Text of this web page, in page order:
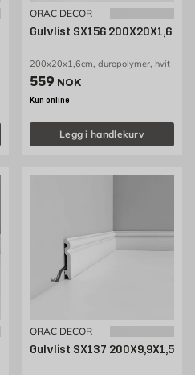
ORAC DECOR
Gulvlist SX156 200X20X1,6
200x20x1,6cm, duropolymer, hvit
Pris 559 NOK /stk
559 NOK
Kun online
Legg i handlekurv
ORAC DECOR
Gulvlist SX137 200X9,9X1,5